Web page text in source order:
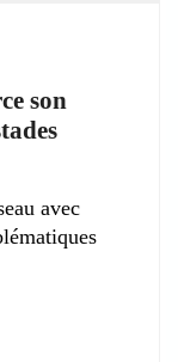
son
avec